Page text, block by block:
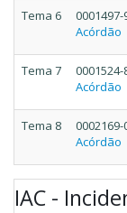
Tema 6
0001497-
Acórdão
Tema 7
0001524-
Acórdão
Tema 8
0002169-
Acórdão
IAC -